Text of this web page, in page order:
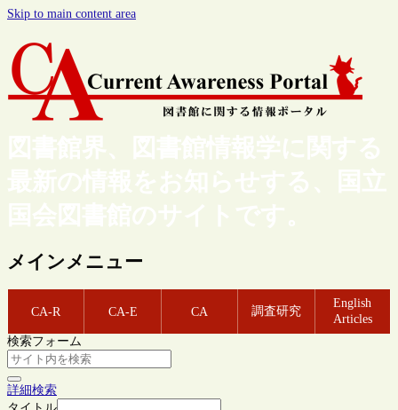
Skip to main content area
図書館界、図書館情報学に関する
最新の情報をお知らせする、国立
国会図書館のサイトです。
メインメニュー
CA-R CA-E CA 調査研究
English
Articles
検索フォーム
詳細検索